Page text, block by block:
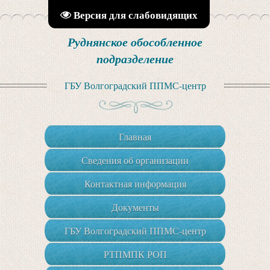
Версия для слабовидящих
Руднянское обособленное
подразделение
ГБУ Волгоградский ППМС-центр
Главная
Сведения об организации
Контактная информация
Документы
ГБУ Волгоградский ППМС-центр
РТПМПК РОП